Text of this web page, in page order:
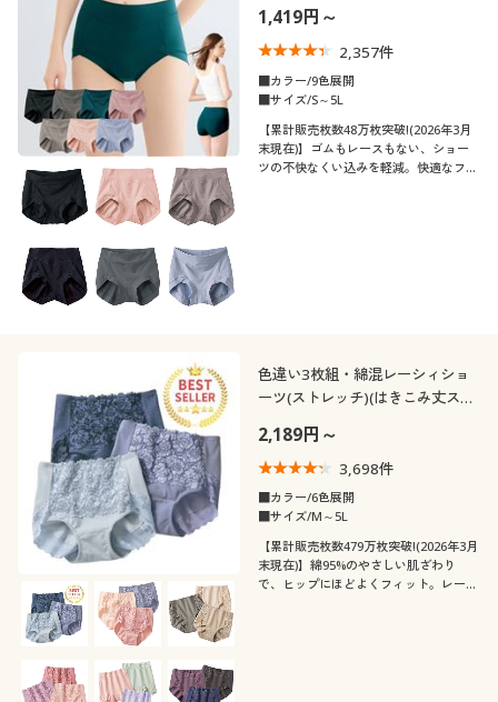
カーテン・ラグ・ファブリック
ジュニア・ティーンズ下着
大きいサイズ レディース服
大きいサイズ レディース下着
大きいサイズ メンズ
大きいサイズ 事務・制服
バーゲンセール
シークレットセール
詳細検索
商品カテゴリ一覧
カタログ
デジタルカタログ
カタログ無料プレゼント
会員メニュー
マイページ
閲覧履歴
お気に入り
サポート
口コミ
(4〜4.9)
(3〜3.9)
レディースサ
イズ
SS S
カラー
こだわり条件
で絞り込む
柄・デザイン
素材
1,419円～
2,357件
■カラー/9色展開
■サイズ/S～5L
【累計販売枚数48万枚突破!(2026年3月
末現在)】ゴムもレースもない、ショー
ツの不快なくい込みを軽減。快適なフィ
色違い3枚組・綿混レーシィショ
ーツ(ストレッチ)(はきこみ丈スタ
2,189円～
3,698件
■カラー/6色展開
■サイズ/M～5L
【累計販売枚数479万枚突破!(2026年3月
末現在)】綿95%のやさしい肌ざわり
で、ヒップにほどよくフィット。レース